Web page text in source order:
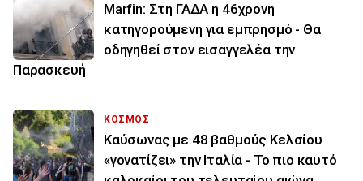
Marfin: Στη ΓΑΔΑ η 46χρονη
κατηγορούμενη για εμπρησμό - Θα
οδηγηθεί στον εισαγγελέα την
Παρασκευή
ΚΟΣΜΟΣ
Καύσωνας με 48 βαθμούς Κελσίου
«γονατίζει» την Ιταλία - Το πιο καυτό